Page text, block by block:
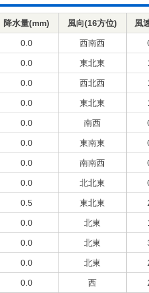
降水量(mm) 風向(16方位) 風
0.0 西南西
0.0 東北東
0.0 西北西
0.0 東北東
0.0 南西
0.0 東南東
0.0 南南西
0.0 北北東
0.5 東北東
0.0 北東
0.0 北東
0.0 北東
0.0 西